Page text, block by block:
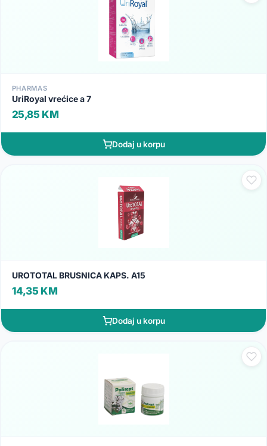
PHARMAS
UriRoyal vrećice a 7
25,85 KM
Dodaj u korpu
UROTOTAL BRUSNICA KAPS. A15
14,35 KM
Dodaj u korpu